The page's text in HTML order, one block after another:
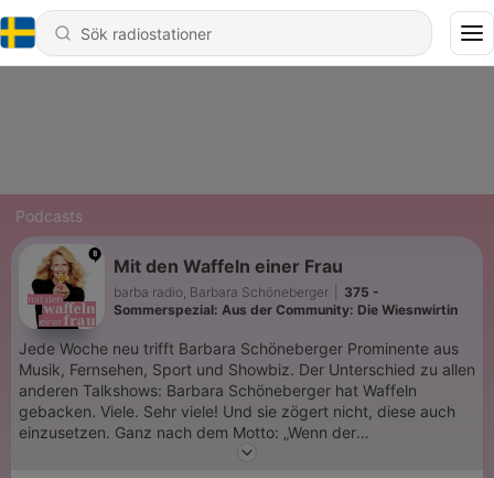
Podcasts
Mit den Waffeln einer Frau
barba radio, Barbara Schöneberger
375 -
Sommerspezial: Aus der Community: Die Wiesnwirtin
Jede Woche neu trifft Barbara Schöneberger Prominente aus
Musik, Fernsehen, Sport und Showbiz. Der Unterschied zu allen
anderen Talkshows: Barbara Schöneberger hat Waffeln
gebacken. Viele. Sehr viele! Und sie zögert nicht, diese auch
einzusetzen. Ganz nach dem Motto: „Wenn der
Gesprächspartner leckere Waffeln isst, plaudert er oder sie